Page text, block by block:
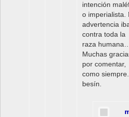
intención
o imperialista.
advertencia
contra toda la
raza humana…
Muchas
por comentar,
como
besín.